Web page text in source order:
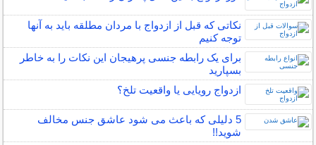
نکاتی که قبل از ازدواج با مردان مطلقه باید به آنها
توجه کنیم
برای یک رابطه جنسی پرهیجان این نکات را به خاطر
بسپارید
ازدواج رویایی یا واقعیت تلخ؟
5 دلیلی که باعث می شود عاشق جنس مخالف
شوید!!